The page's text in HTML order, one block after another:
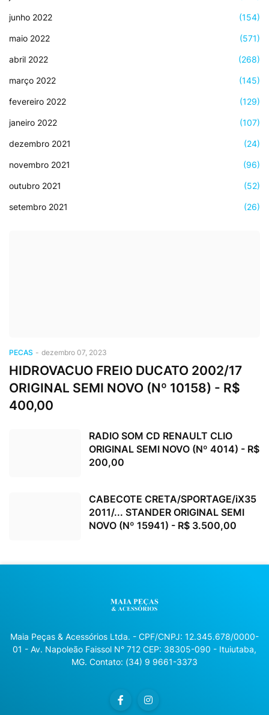
junho 2022 (154)
maio 2022 (571)
abril 2022 (268)
março 2022 (145)
fevereiro 2022 (129)
janeiro 2022 (107)
dezembro 2021 (24)
novembro 2021 (96)
outubro 2021 (52)
setembro 2021 (26)
PECAS - dezembro 07, 2023
HIDROVACUO FREIO DUCATO 2002/17
ORIGINAL SEMI NOVO (Nº 10158) - R$
400,00
RADIO SOM CD RENAULT CLIO
ORIGINAL SEMI NOVO (Nº 4014) - R$
200,00
CABECOTE CRETA/SPORTAGE/iX35
2011/... STANDER ORIGINAL SEMI
NOVO (Nº 15941) - R$ 3.500,00
Maia Peças & Acessórios Ltda. - CPF/CNPJ: 12.345.678/0000-
01 - Av. Napoleão Faissol N° 712 CEP: 38305-090 - Ituiutaba,
MG. Contato: (34) 9 9661-3373